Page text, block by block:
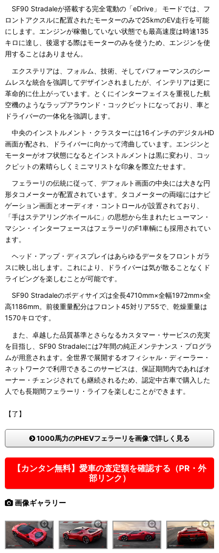
SF90 Stradaleが搭載する完全電動の「eDrive」 モードでは、フ
ロントアクスルに配置されたモーターのみで25kmのEV走行を可能
にします。エンジンが稼働していない状態でも最高速度は時速135
キロに達し、後退する際はモーターのみを使うため、エンジンを使
用することはありません。
エクステリアは、フォルム、技術、そしてパフォーマンスのシー
ムレスな統合を強調してデザインされましたが、インテリアは更に
革命的に仕上がっています。とくにインターフェイスを重視した航
空機のようなラップアラウンド・コックピットになっており、車と
ドライバーの一体化を強調します。
中央のインストルメント・クラスターには16インチのデジタルHD
画面が配され、ドライバーに向かって湾曲しています。エンジンと
モーターがオフ状態になるとインストルメントは黒に変わり、コッ
クピットの素晴らしくミニマリストな印象を際立たせます。
フェラーリの伝統に従って、デフォルト画面の中央には大きな円
形タコメーターが配置されています。タコメーターの両端にはナビ
ゲーション画面とオーディオ・コントロールが設置されており、
「手はステアリングホイールに」の思想から生まれたヒューマン・
マシン・インターフェースはフェラーリのF1車輌にも採用されてい
ます。
ヘッド・アップ・ディスプレイはあらゆるデータをフロントガラ
スに映し出します。これにより、ドライバーは気が散ることなくド
ライビングを楽しむことが可能です。
SF90 Stradaleのボディサイズは全長4710mm×全幅1972mm×全
高1186mm。前後重量配分はフロント45対リア55で、乾燥重量は
1570キロです。
また、卓越した品質基準とさらなるカスタマー・サービスの充実
を目指し、SF90 Stradaleには7年間の純正メンテナンス・プログラ
ムが用意されます。全世界で展開するオフィシャル・ディーラー・
ネットワークで利用できるこのサービスは、保証期間内であればオ
ーナー・チェンジされても継続されるため、認定中古車で購入した
人でも長期間フェラーリ・ライフを楽しむことができます。
【了】
1000馬力のPHEVフェラーリを画像で詳しく見る
【カンタン無料】愛車の査定額を確認する（PR・外
部リンク）
画像ギャラリー